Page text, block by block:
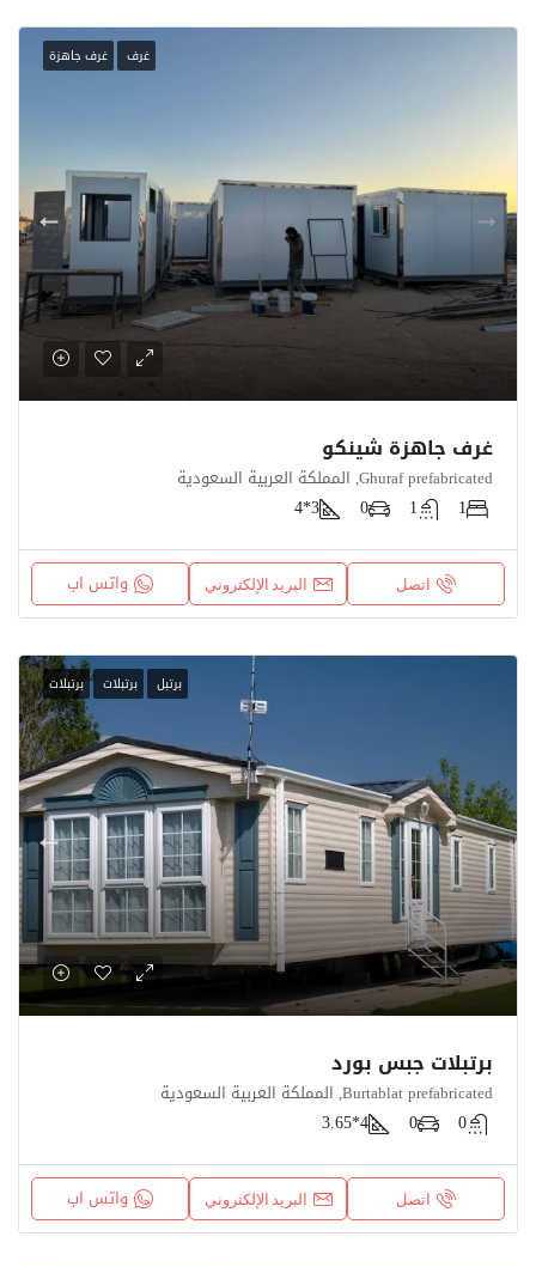
غرف غرف جاهزة
غرف جاهزة شينكو
Ghuraf prefabricated, المملكة العربية السعودية
1
1
0
3*4
اتصل البريد الإلكتروني واتس اب
برتبل برتبلات برتبلات
برتبلات جبس بورد
Burtablat prefabricated, المملكة العربية السعودية
0
0
4*3.65
اتصل البريد الإلكتروني واتس اب